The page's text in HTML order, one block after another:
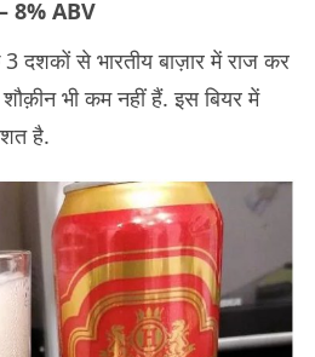
8% ABV
दशकों से भारतीय बाज़ार में राज कर
भी कम नहीं हैं. इस बियर में
है.